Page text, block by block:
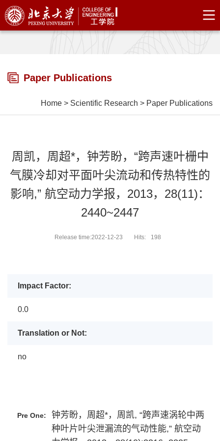
Paper Publications
Home > Scientific Research > Paper Publications
周凯，周超*，钟芳盼，“跨声速叶栅中
气膜冷却对平面叶尖流动和传热特性的
影响,” 航空动力学报，2013，28(11)：
2440~2447
Release time:2022-12-23 Hits: 198
Impact Factor:
0.0
Translation or Not:
no
Pre One:
钟芳盼，周超*，周凯, “跨声速涡轮中两
种叶片叶尖泄漏流的气动性能,” 航空动